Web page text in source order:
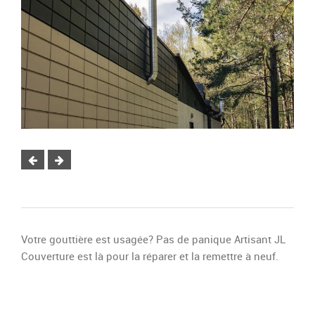
Votre gouttière est usagée? Pas de panique Artisant JL
Couverture est là pour la réparer et la remettre à neuf.